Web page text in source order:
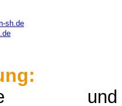
sh.de
und